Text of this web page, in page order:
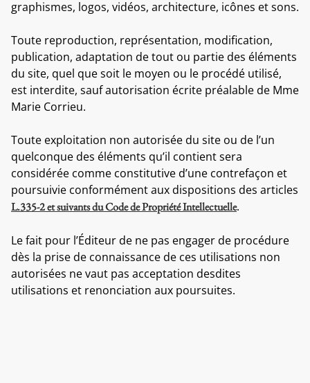
graphismes, logos, vidéos, architecture, icônes et sons.
Toute reproduction, représentation, modification,
publication, adaptation de tout ou partie des éléments
du site, quel que soit le moyen ou le procédé utilisé,
est interdite, sauf autorisation écrite préalable de Mme
Marie Corrieu.
Toute exploitation non autorisée du site ou de l’un
quelconque des éléments qu’il contient sera
considérée comme constitutive d’une contrefaçon et
poursuivie conformément aux dispositions des articles
L.335-2 et suivants du Code de Propriété Intellectuelle.
Le fait pour l’Éditeur de ne pas engager de procédure
dès la prise de connaissance de ces utilisations non
autorisées ne vaut pas acceptation desdites
utilisations et renonciation aux poursuites.